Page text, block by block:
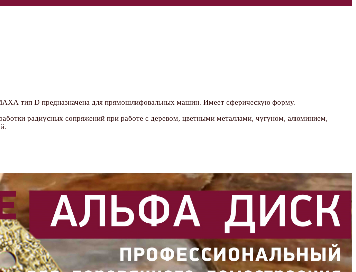
тип D предназначена для прямошлифовальных машин. Имеет сферическую форму.
радиусных сопряжений при работе с деревом, цветными металлами, чугуном, алюминием,